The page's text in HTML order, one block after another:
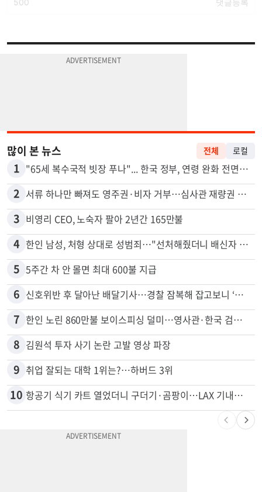
많이 본 뉴스
1 "65세 복수국적 빗장 푸나"... 한국 정부, 연령 완화 전면 추진
2
3 비영리 CEO, 노숙자 팔아 2년간 165만불
4
5 5주간 차 안 몰면 최대 600불 지급
6 신호위반 후 달아난 배달기사…경찰 잠복해 잡고보니 ‘반전’
7
8 김원석 투자 사기 논란 고발 영상 파장
9 취업 잘되는 대학 1위는?…하버드 3위
항공기 식기 카트 열었더니 구더기·곰팡이…LAX 기내식 업체 논란